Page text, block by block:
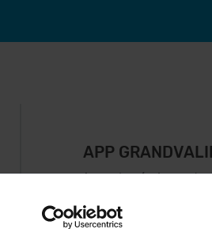
APP
Ara, el més